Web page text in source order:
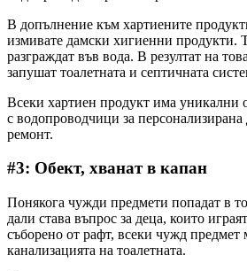
В допълнение към хартиените
измивате дамски хигиенни продукти.
разграждат във вода. В резултат на
запушат тоалетната и септичната
Всеки хартиен продукт има уникални
с водопроводчици за персонализирана
ремонт.
#3: Обект, хванат в капан
Понякога чужди предмети попадат в
дали става въпрос за деца, които
съборено от рафт, всеки чужд предмет
канализацията на тоалетната.